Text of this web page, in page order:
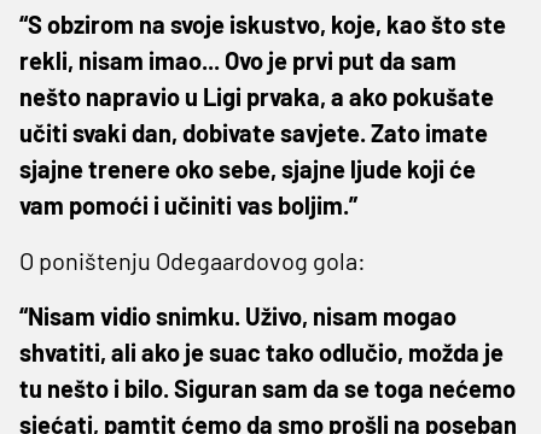
“S obzirom na svoje iskustvo, koje, kao što ste
rekli, nisam imao... Ovo je prvi put da sam
nešto napravio u Ligi prvaka, a ako pokušate
učiti svaki dan, dobivate savjete. Zato imate
sjajne trenere oko sebe, sjajne ljude koji će
vam pomoći i učiniti vas boljim.”
O poništenju Odegaardovog gola:
“Nisam vidio snimku. Uživo, nisam mogao
shvatiti, ali ako je suac tako odlučio, možda je
tu nešto i bilo. Siguran sam da se toga nećemo
sjećati, pamtit ćemo da smo prošli na poseban